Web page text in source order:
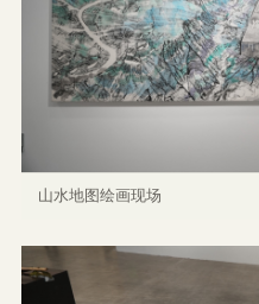
山水地图绘画现场